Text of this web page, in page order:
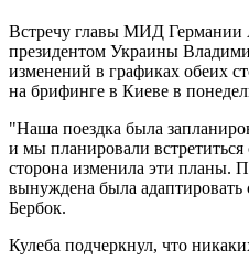
Встречу главы МИД Германии
президентом Украины
изменений в графиках обеих
на брифинге в Киеве в
"Наша поездка была
и мы планировали
сторона изменила эти планы.
вынуждена была адаптировать
Бербок.
Кулеба подчеркнул, что